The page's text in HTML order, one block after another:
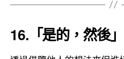
16.「是的，然後